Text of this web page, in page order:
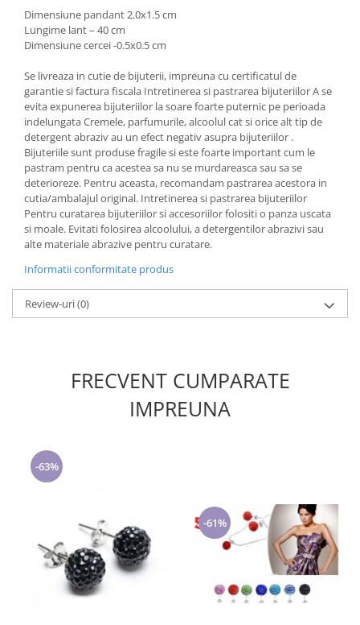
Dimensiune pandant 2.0x1.5 cm
Lungime lant – 40 cm
Dimensiune cercei -0.5x0.5 cm
Se livreaza in cutie de bijuterii, impreuna cu certificatul de
garantie si factura fiscala Intretinerea si pastrarea bijuteriilor A se
evita expunerea bijuteriilor la soare foarte puternic pe perioada
indelungata Cremele, parfumurile, alcoolul cat si orice alt tip de
detergent abraziv au un efect negativ asupra bijuteriilor .
Bijuteriile sunt produse fragile si este foarte important cum le
pastram pentru ca acestea sa nu se murdareasca sau sa se
deterioreze. Pentru aceasta, recomandam pastrarea acestora in
cutia/ambalajul original. Intretinerea si pastrarea bijuteriilor
Pentru curatarea bijuteriilor si accesoriilor folositi o panza uscata
si moale. Evitati folosirea alcoolului, a detergentilor abrazivi sau
alte materiale abrazive pentru curatare.
Informatii conformitate produs
Review-uri(0)
FRECVENT CUMPARATE
IMPREUNA
-63%
-61%